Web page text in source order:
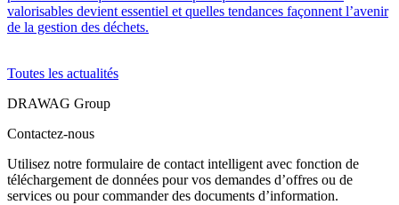
valorisables devient essentiel et quelles tendances façonnent l’avenir
de la gestion des déchets.
Toutes les actualités
DRAWAG Group
Contactez-nous
Utilisez notre formulaire de contact intelligent avec fonction de
téléchargement de données pour vos demandes d’offres ou de
services ou pour commander des documents d’information.